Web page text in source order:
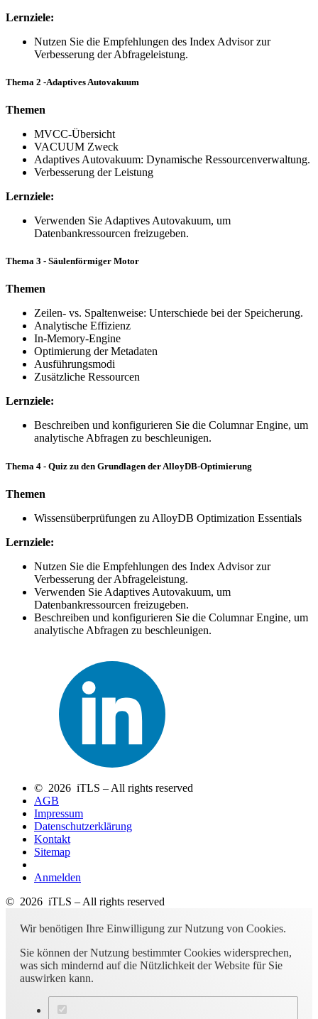
Lernziele:
Nutzen Sie die Empfehlungen des Index Advisor zur
Verbesserung der Abfrageleistung.
Thema 2 -Adaptives Autovakuum
Themen
MVCC-Übersicht
VACUUM Zweck
Adaptives Autovakuum: Dynamische Ressourcenverwaltung.
Verbesserung der Leistung
Lernziele:
Verwenden Sie Adaptives Autovakuum, um
Datenbankressourcen freizugeben.
Thema 3 - Säulenförmiger Motor
Themen
Zeilen- vs. Spaltenweise: Unterschiede bei der Speicherung.
Analytische Effizienz
In-Memory-Engine
Optimierung der Metadaten
Ausführungsmodi
Zusätzliche Ressourcen
Lernziele:
Beschreiben und konfigurieren Sie die Columnar Engine, um
analytische Abfragen zu beschleunigen.
Thema 4 - Quiz zu den Grundlagen der AlloyDB-Optimierung
Themen
Wissensüberprüfungen zu AlloyDB Optimization Essentials
Lernziele:
Nutzen Sie die Empfehlungen des Index Advisor zur
Verbesserung der Abfrageleistung.
Verwenden Sie Adaptives Autovakuum, um
Datenbankressourcen freizugeben.
Beschreiben und konfigurieren Sie die Columnar Engine, um
analytische Abfragen zu beschleunigen.
© 2026 iTLS – All rights reserved
AGB
Impressum
Datenschutzerklärung
Kontakt
Sitemap
Anmelden
© 2026 iTLS – All rights reserved
Wir benötigen Ihre Einwilligung zur Nutzung von Cookies.
Sie können der Nutzung bestimmter Cookies widersprechen,
was sich mindernd auf die Nützlichkeit der Website für Sie
auswirken kann.